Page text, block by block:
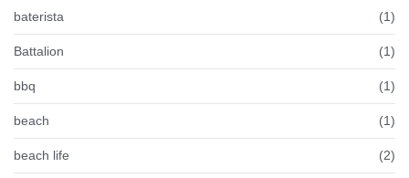
baterista (1)
Battalion (1)
bbq (1)
beach (1)
beach life (2)